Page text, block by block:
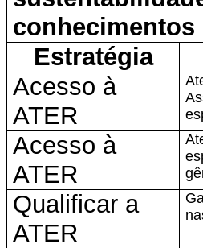
Estratégia
Acesso à
ATER
Acesso à
ATER
Qualificar a
ATER